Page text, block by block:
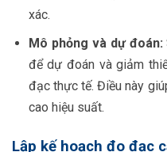
xác.
Mô phỏng và dự đoán:
để dự đoán và giảm
đạc thực tế. Điều này
cao hiệu suất.
Lập kế hoạch đo đạc